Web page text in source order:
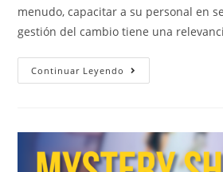
menudo, capacitar a su personal en
gestión del cambio tiene una
Continuar Leyendo